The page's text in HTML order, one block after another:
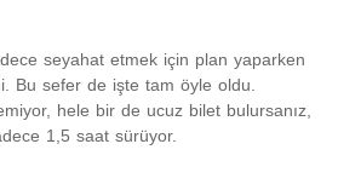
seyahat etmek için plan yaparken
Bu sefer de işte tam öyle oldu.
hele bir de ucuz bilet bulursanız,
1,5 saat sürüyor.